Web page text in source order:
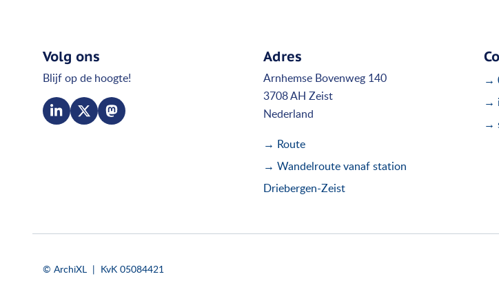
Volg ons
Blijf op de hoogte!
Adres
Arnhemse Bovenweg 140
3708 AH Zeist
Nederland
→ Route
→ Wandelroute vanaf station
Driebergen-Zeist
→
→
→
© ArchiXL | KvK 05084421